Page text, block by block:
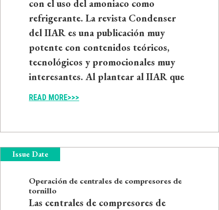
con el uso del amoniaco como
refrigerante. La revista Condenser
del IIAR es una publicación muy
potente con contenidos teóricos,
tecnológicos y promocionales muy
interesantes. Al plantear al IIAR que
READ MORE>>>
Issue Date
Operación de centrales de compresores de
tornillo
Las centrales de compresores de